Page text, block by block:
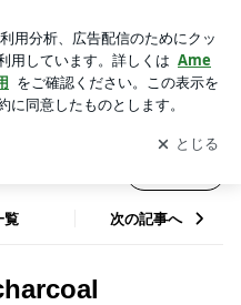
更新通知
を受け取りまし
開く
覧 次の記事へ